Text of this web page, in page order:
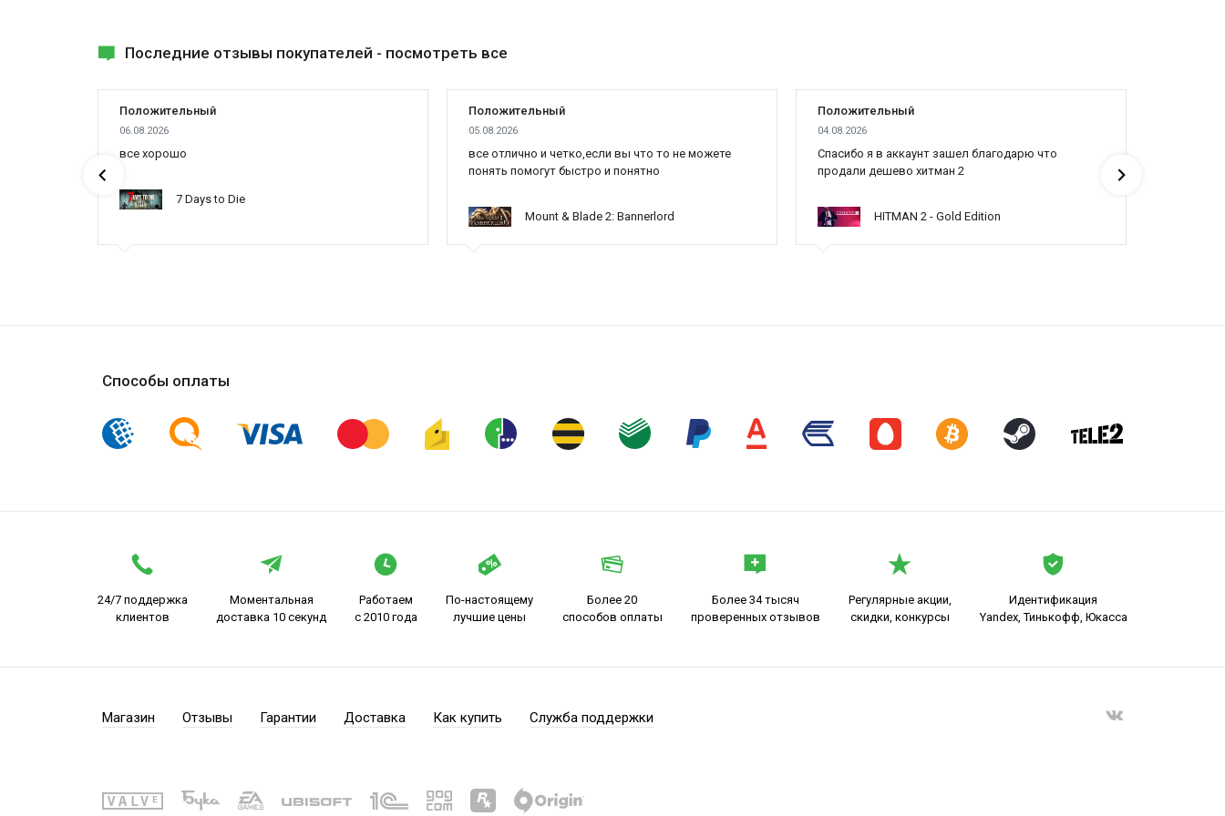
Последние отзывы покупателей - посмотреть все
Положительный
06.08.2026
все хорошо
7 Days to Die
Положительный
05.08.2026
все отлично и четко,если вы что то не можете
понять помогут быстро и понятно
Mount & Blade 2: Bannerlord
Положительный
04.08.2026
Cпасибо я в аккаунт зашел благодарю что
продали дешево хитман 2
HITMAN 2 - Gold Edition
Способы оплаты
24/7 поддержка
клиентов
Моментальная
доставка 10 секунд
Работаем
с 2010 года
По-настоящему
лучшие цены
Более 20
способов оплаты
Более 34 тысяч
проверенных отзывов
Регулярные акции,
скидки, конкурсы
Идентификация
Yandex, Тинькофф, Юкасса
Магазин Отзывы Гарантии Доставка Как купить Служба поддержки